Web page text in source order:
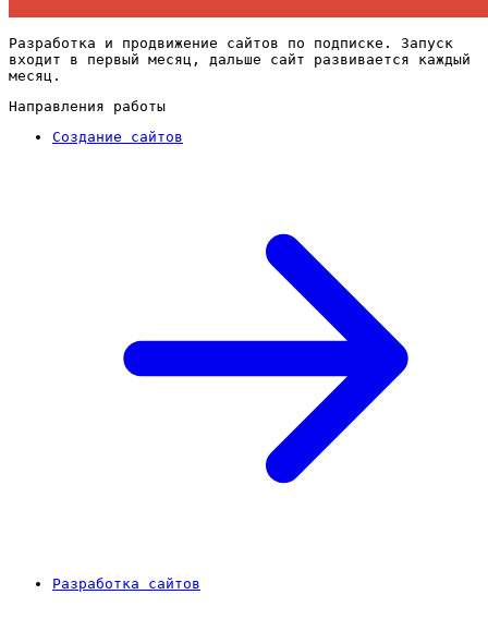
Разработка и продвижение сайтов по подписке. Запуск
входит в первый месяц, дальше сайт развивается каждый
месяц.
Направления работы
Создание сайтов
Разработка сайтов